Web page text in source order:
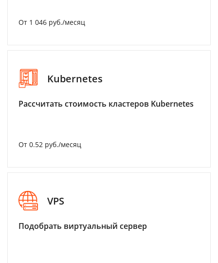
От 1 046 руб./месяц
Kubernetes
Рассчитать стоимость кластеров Kubernetes
От 0.52 руб./месяц
VPS
Подобрать виртуальный сервер